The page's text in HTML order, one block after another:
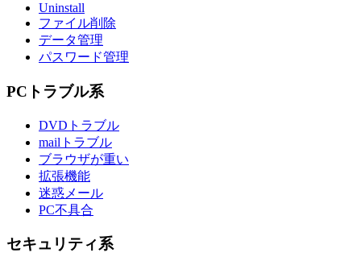
Uninstall
ファイル削除
データ管理
パスワード管理
PCトラブル系
DVDトラブル
mailトラブル
ブラウザが重い
拡張機能
迷惑メール
PC不具合
セキュリティ系